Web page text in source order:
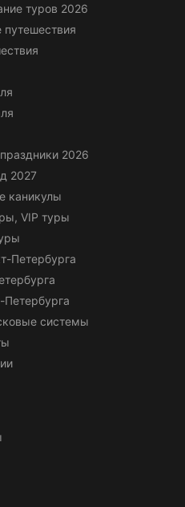
туров 2026
2026
2027
каникулы
VIP туры
Петербурга
Петербурга
системы